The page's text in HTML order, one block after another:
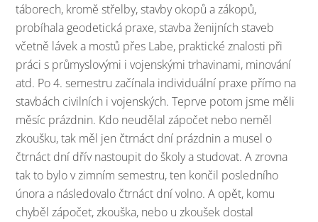
táborech, kromě střelby, stavby okopů a zákopů,
probíhala geodetická praxe, stavba ženijních staveb
včetně lávek a mostů přes Labe, praktické znalosti při
práci s průmyslovými i vojenskými trhavinami, minování
atd. Po 4. semestru začínala individuální praxe přímo na
stavbách civilních i vojenských. Teprve potom jsme měli
měsíc prázdnin. Kdo neudělal zápočet nebo neměl
zkoušku, tak měl jen čtrnáct dní prázdnin a musel o
čtrnáct dní dřív nastoupit do školy a studovat. A zrovna
tak to bylo v zimním semestru, ten končil posledního
února a následovalo čtrnáct dní volno. A opět, komu
chyběl zápočet, zkouška, nebo u zkoušek dostal